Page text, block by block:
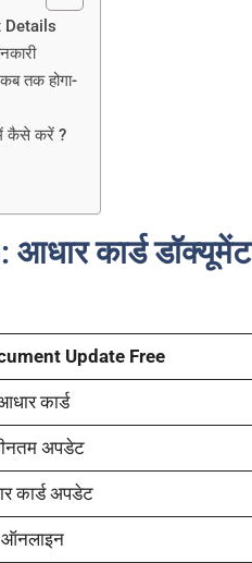
Details
तक होगा-
कैसे करें ?
कार्ड डॉक्यूमेंट
Update Free
कार्ड
अपडेट
कार्ड अपडेट
ऑनलाइन